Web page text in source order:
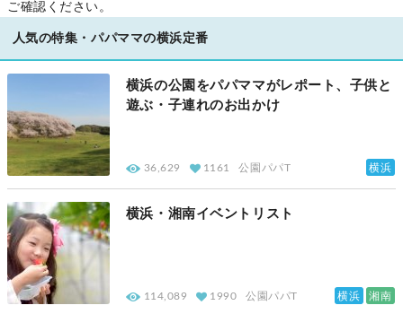
ご確認ください。
人気の特集・パパママの横浜定番
横浜の公園をパパママがレポート、子供と
遊ぶ・子連れのお出かけ
36,629 1161 公園パパT 横浜
横浜・湘南イベントリスト
114,089 1990 公園パパT 横浜 湘南